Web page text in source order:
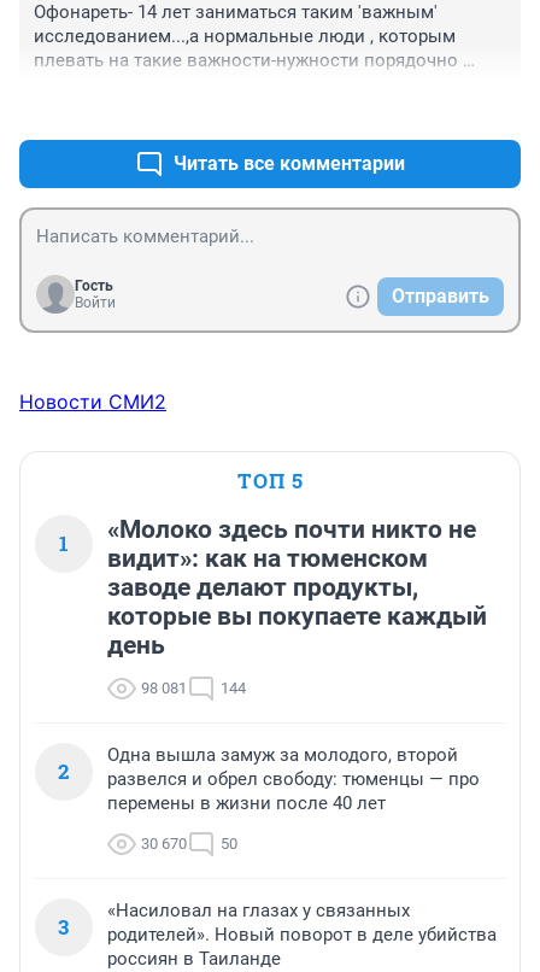
Офонареть- 14 лет заниматься таким 'важным'
исследованием...,а нормальные люди , которым
плевать на такие важности-нужности порядочно
Читать все комментарии
Гость
Войти
Отправить
Новости СМИ2
ТОП 5
1
«Молоко здесь почти никто не
видит»: как на тюменском
заводе делают продукты,
которые вы покупаете каждый
день
98 081 144
2
Одна вышла замуж за молодого, второй
развелся и обрел свободу: тюменцы — про
перемены в жизни после 40 лет
30 670 50
3
«Насиловал на глазах у связанных
родителей». Новый поворот в деле убийства
россиян в Таиланде